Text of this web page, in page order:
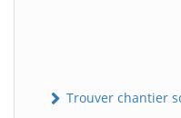
Trouver chantier